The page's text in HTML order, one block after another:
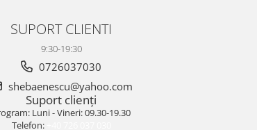
SUPORT CLIENTI
9:30-19:30
0726037030
shebaenescu@yahoo.com
Suport clienți
Luni - Vineri: 09.30-19.30
Telefon: